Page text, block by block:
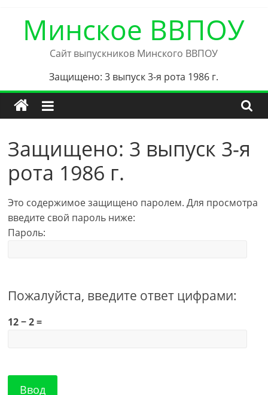
contentМинское ВВПОУ
Сайт выпускников Минского ВВПОУ
Защищено: 3 выпуск 3-я рота 1986 г.
Защищено: 3 выпуск 3-я
рота 1986 г.
Это содержимое защищено паролем. Для просмотра
введите свой пароль ниже:
Пароль:
Пожалуйста, введите ответ цифрами:
12 − 2 =